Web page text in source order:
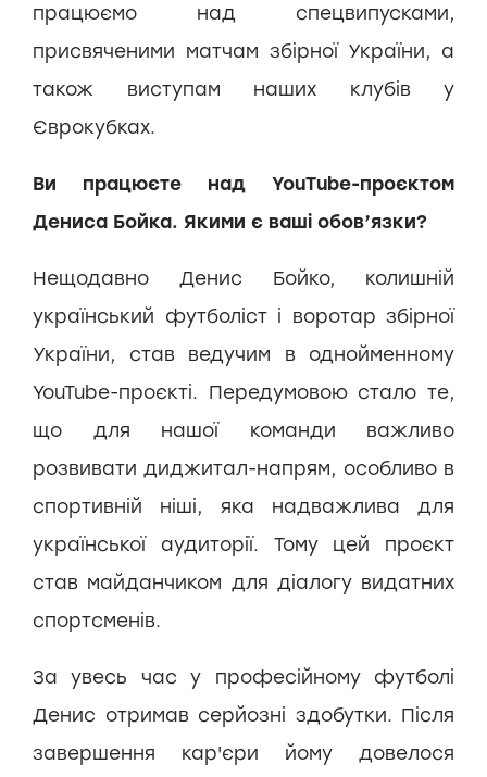
працюємо над спецвипусками,
присвяченими матчам збірної України, а
також виступам наших клубів у
Єврокубках.
Ви працюєте над YouTube-проєктом
Дениса Бойка. Якими є ваші обов’язки?
Нещодавно Денис Бойко, колишній
український футболіст і воротар збірної
України, став ведучим в однойменному
YouTube-проєкті. Передумовою стало те,
що для нашої команди важливо
розвивати диджитал-напрям, особливо в
спортивній ніші, яка надважлива для
української аудиторії. Тому цей проєкт
став майданчиком для діалогу видатних
спортсменів.
За увесь час у професійному футболі
Денис отримав серйозні здобутки. Після
завершення кар'єри йому довелося